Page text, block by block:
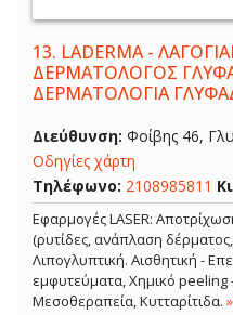
13. LADERMA -
ΔΕΡΜΑΤΟΛΟΓΟΣ
ΔΕΡΜΑΤΟΛΟΓΙΑ
Διεύθυνση: Φοίβης 46,
Οδηγίες χάρτη
Τηλέφωνο: 2108985811
Εφαρμογές LASER:
(ρυτίδες, ανάπλαση
Λιπογλυπτική. Αισθητική -
εμφυτεύματα, Χημικό peeling
Μεσοθεραπεία, Κυτταρίτιδα.